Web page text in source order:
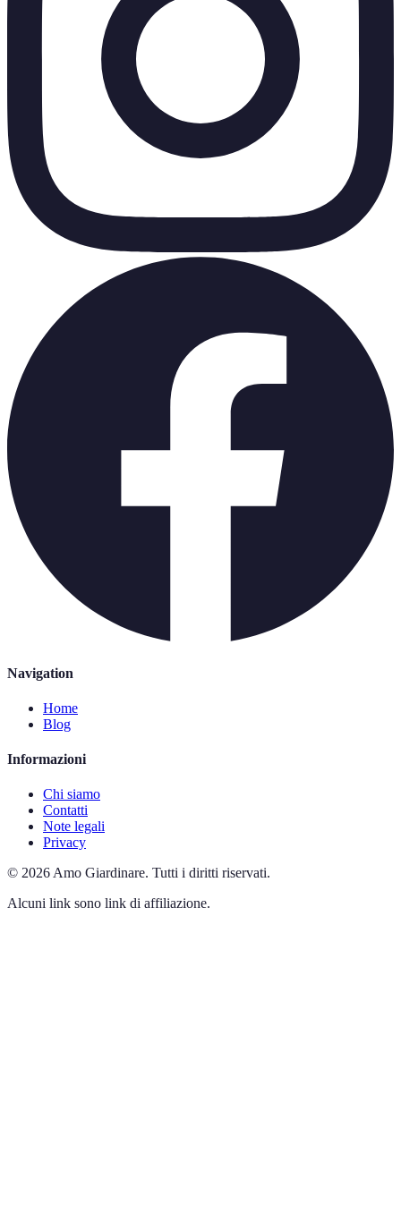
Navigation
Home
Blog
Informazioni
Chi siamo
Contatti
Note legali
Privacy
© 2026Amo Giardinare. Tutti i diritti riservati.
Alcuni link sono link di affiliazione.